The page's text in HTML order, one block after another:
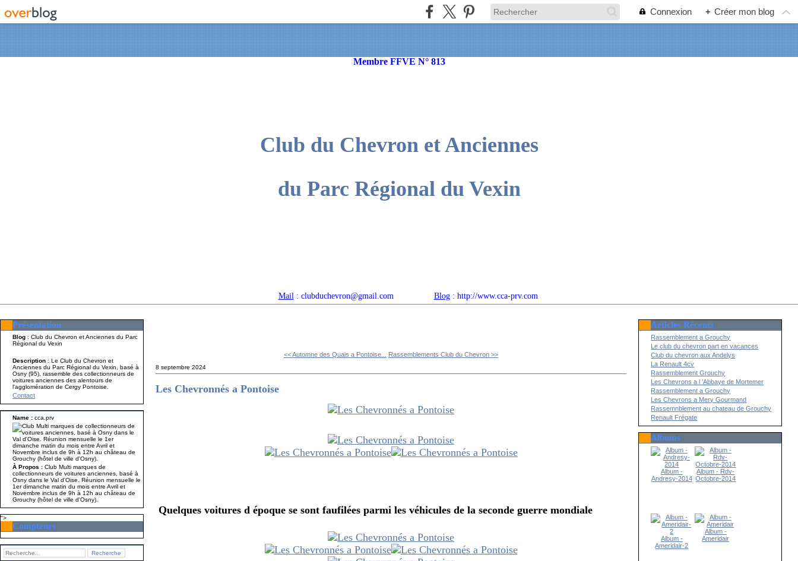
Connexion + Créer mon blog
Membre FFVE N° 813
Club du Chevron et Anciennes
du Parc Régional du Vexin
Mail : clubduchevron@gmail.com Blog: http://www.cca-prv.com
Présentation
Blog : Club du Chevron et Anciennes du Parc
Régional du Vexin
Description: Le Club du Chevron et
Anciennes du Parc Régional du Vexin, basé à
Osny (95), rassemble des collectionneurs de
voitures anciennes des alentours de
l'agglomération de Cergy Pontoise.
Contact
Name :cca.prv
À Propos :Club Multi marques de
collectionneurs de voitures anciennes, basé à
Osny dans le Val d'Oise. Réunion mensuelle le
1er dimanche matin du mois entre Avril et
Novembre inclus de 9h à 12h au château de
Grouchy (hôtel de ville d'Osny).
">
Compteurs
<< Automne des Quais a Pontoise... Rassemblements Club du Chevron >>
8 septembre 2024
Les Chevronnés a Pontoise
Quelques voitures d époque se sont faufilées parmi les véhicules de la seconde guerre mondiale
Articles Récents
Rassemblement a Grouchy
Le club du chevron part en vacances
Club du chevron aux Andelys
La Renault 4cv
Rassemblement Grouchy
Les Chevrons a l 'Abbaye de Mortemer
Rassemblement a Grouchy
Les Chevrons a Mery Gourmand
Rassemnblement au chateau de Grouchy
Renault Frégate
Albums
Album -
Andresy-2014
Album - Rdv-
Octobre-2014
Album -
Ameridair-2
Album -
Ameridair